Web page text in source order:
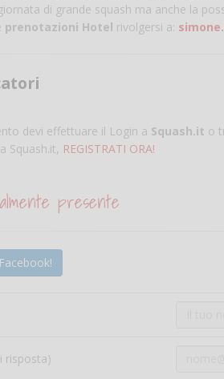
di grande squash ma anche la
prenotazioni Hotel rivolgersi a:
devi effettuare il Login a Squash.it o
Squash.it, REGISTRATI ORA!
presente
risposta)